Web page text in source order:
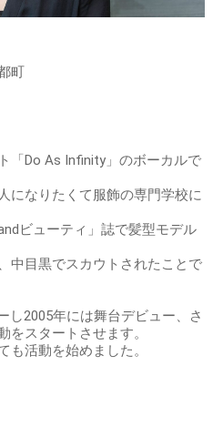
町
「Do As Infinity」のボーカルで
になりたくて服飾の専門学校に
ビューティ」誌で髪型モデル
中目黒でスカウトされたことで
し2005年には舞台デビュー、さ
をスタートさせます。
も活動を始めました。